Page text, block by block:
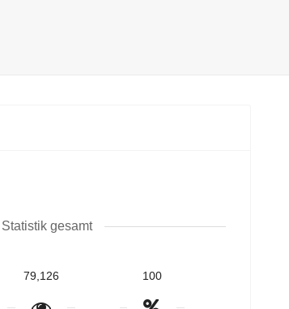
Statistik gesamt
79,126 100